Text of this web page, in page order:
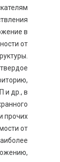
в
от
и др., в
прочих
от